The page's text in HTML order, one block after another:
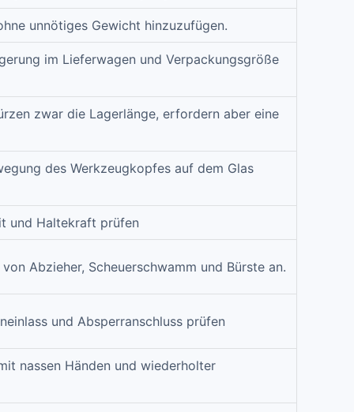
unnötiges Gewicht hinzuzufügen.
im Lieferwagen und Verpackungsgröße
zwar die Lagerlänge, erfordern aber eine
des Werkzeugkopfes auf dem Glas
und Haltekraft prüfen
Abzieher, Scheuerschwamm und Bürste an.
und Absperranschluss prüfen
nassen Händen und wiederholter